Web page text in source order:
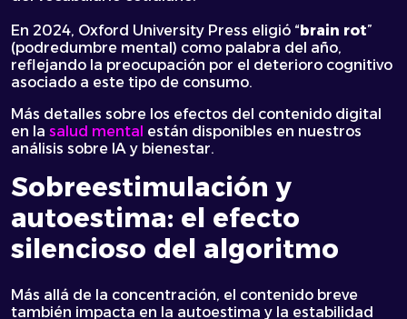
En 2024, Oxford University Press eligió “brain rot”
(podredumbre mental) como palabra del año,
reflejando la preocupación por el deterioro cognitivo
asociado a este tipo de consumo.
Más detalles sobre los efectos del contenido digital
en la salud mental están disponibles en nuestros
análisis sobre IA y bienestar.
Sobreestimulación y
autoestima: el efecto
silencioso del algoritmo
Más allá de la concentración, el contenido breve
también impacta en la autoestima y la estabilidad